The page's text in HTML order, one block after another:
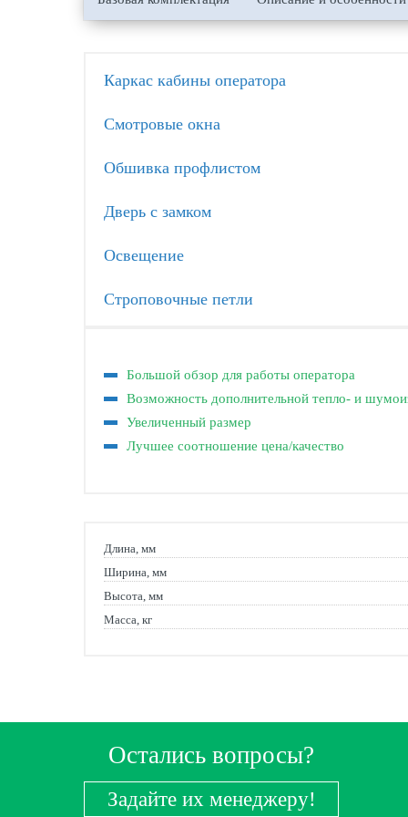
Каркас кабины оператора
Смотровые окна
Обшивка профлистом
Дверь с замком
Освещение
Строповочные петли
Большой обзор для работы оператора
Возможность дополнительной тепло- и
Увеличенный размер
Лучшее соотношение цена/качество
Длина, мм
Ширина, мм
Высота, мм
Масса, кг
Остались вопросы?
Задайте их менеджеру!